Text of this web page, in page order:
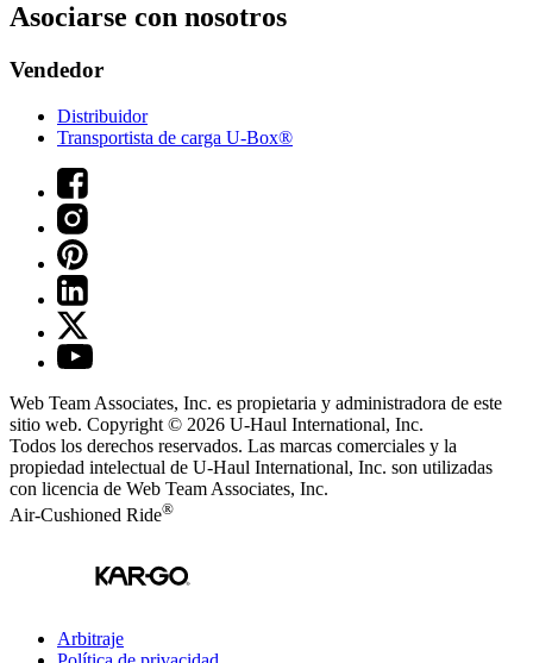
Asociarse con nosotros
Vendedor
Distribuidor
Transportista de carga U-Box®
Web Team Associates, Inc. es propietaria y administradora de este
sitio web. Copyright © 2026 U-Haul International, Inc.
Todos los derechos reservados. Las marcas comerciales y la
propiedad intelectual de U-Haul International, Inc. son utilizadas
con licencia de Web Team Associates, Inc.
Air-Cushioned Ride®
Arbitraje